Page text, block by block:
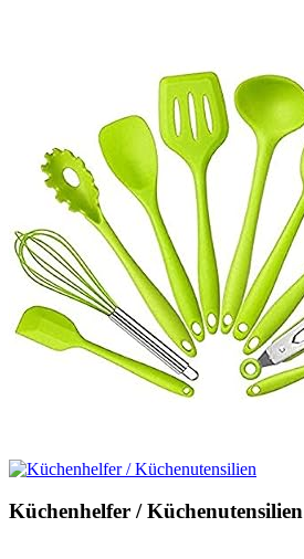
Küchenhelfer / Küchenutensilien